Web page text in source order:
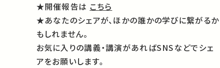
★開催報告は こちら
★あなたのシェアが、ほかの誰かの学びに繋がるか
もしれません。
お気に入りの講義・講演があればSNSなどでシェ
アをお願いします。